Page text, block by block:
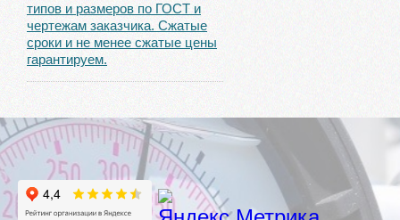
типов и размеров по ГОСТ и
чертежам заказчика. Сжатые
сроки и не менее сжатые цены
гарантируем.